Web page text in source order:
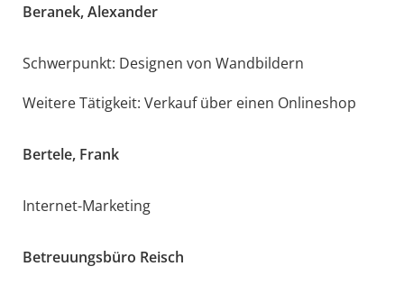
Beranek, Alexander
Schwerpunkt: Designen von Wandbildern
Weitere Tätigkeit: Verkauf über einen Onlineshop
Bertele, Frank
Internet-Marketing
Betreuungsbüro Reisch